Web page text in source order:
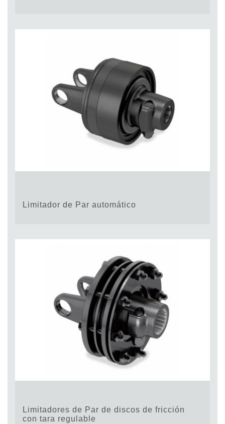
Limitador de Par automático
Limitadores de Par de discos de fricción
con tara regulable